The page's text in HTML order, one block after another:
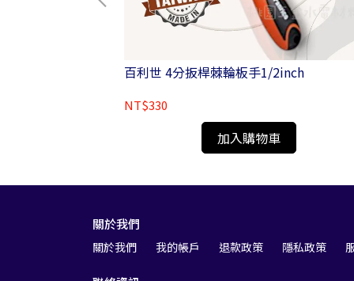
百利世 4分扳桿棘輪板手1/2inch
NT$330
加入購物車
關於我們
關於我們 我的帳戶 退款政策 隱私政策